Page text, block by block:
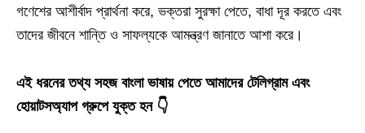
গণেশের আশীর্বাদ প্রার্থনা করে, ভক্তরা সুরক্ষা পেতে, বাধা দূর করতে এবং
তাদের জীবনে শান্তি ও সাফল্যকে আমন্ত্রণ জানাতে আশা করে।
এই ধরনের তথ্য সহজ বাংলা ভাষায় পেতে আমাদের টেলিগ্রাম এবং
হোয়াটসঅ্যাপ গ্রুপে যুক্ত হন 👇